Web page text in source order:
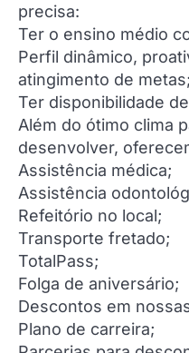
precisa:
Ter o ensino médio
Perfil dinâmico,
atingimento de metas;
Ter disponibilidade
Além do ótimo clima
desenvolver,
Assistência médica;
Assistência
Refeitório no local;
Transporte fretado;
TotalPass;
Folga de aniversário;
Descontos em
Plano de carreira;